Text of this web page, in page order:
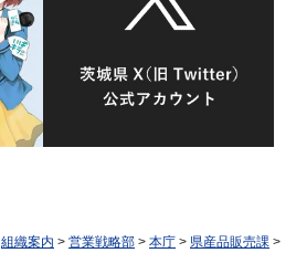
組織案内 > 営業戦略部 > 本庁 > 県産品販売課 >